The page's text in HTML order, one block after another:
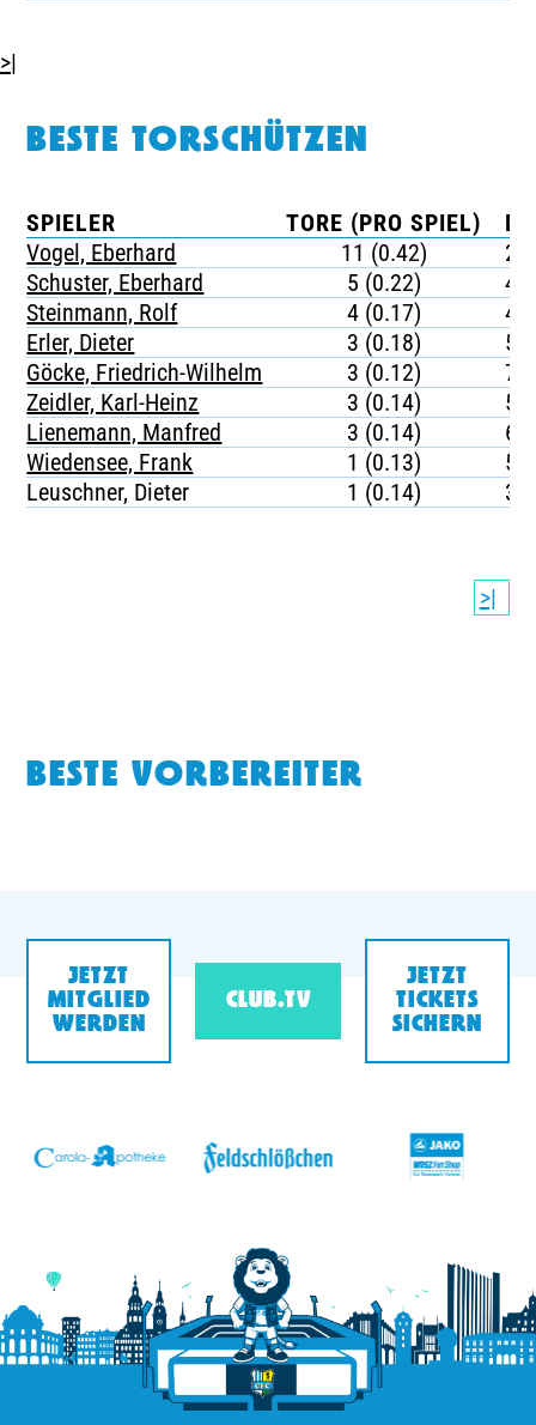
>|
BESTE TORSCHÜTZEN
SPIELER TORE (PRO SPIEL)
Vogel, Eberhard
11 (0.42)
Schuster, Eberhard
5 (0.22)
Steinmann, Rolf
4 (0.17)
Erler, Dieter
3 (0.18)
Göcke, Friedrich-Wilhelm
3 (0.12)
Zeidler, Karl-Heinz
3 (0.14)
Lienemann, Manfred
3 (0.14)
Wiedensee, Frank
1 (0.13)
Leuschner, Dieter
1 (0.14)
>|
BESTE VORBEREITER
JETZT
MITGLIED
WERDEN
CLUB.TV
JETZT
TICKETS
SICHERN